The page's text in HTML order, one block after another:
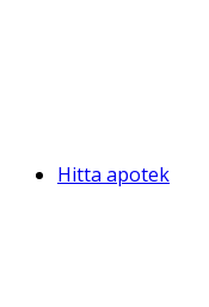
Hitta apotek